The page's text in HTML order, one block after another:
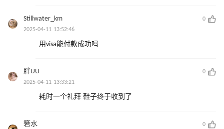
Stillwater_km
0
2025-04-11 13:52:46
用visa能付款成功吗
胖UU
0
2025-04-11 13:33:21
耗时一个礼拜 鞋子终于收到了
箬水
0